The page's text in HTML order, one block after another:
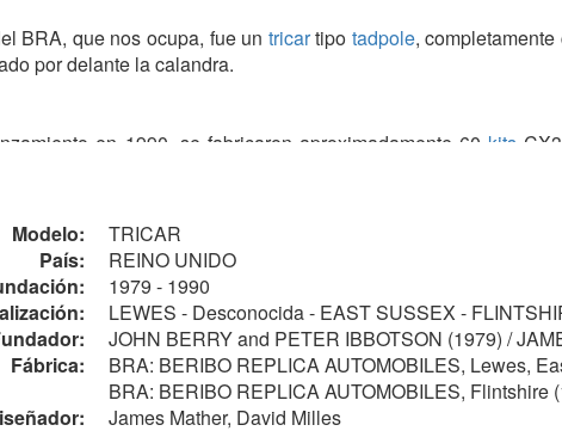
BRA, que nos ocupa, fue un tricartipo tadpole,
por delante la calandra.
en 1990, se fabricaron aproximadamente 60 kits
retirados Berry e Ibbotson, James Mather y David Wiles se
bajo una nueva ola de promoción en Flintshire, país de Gales.
experimentado y propietario anterior de muchos
notable fue la adición de cuatro pulgadas de largo en el área
la adición de secciones adecuadas de acero. Después de
plantillas se modificaron en consecuencia y todos los
Modelo:
TRICAR
País:
REINO UNIDO
1979 - 1990
LEWES - Desconocida - EAST SUSSEX -
JOHN BERRY and PETER IBBOTSON (1979) /
Fábrica:
BRA: BERIBO REPLICA AUTOMOBILES, Lewes,
BRA: BERIBO REPLICA AUTOMOBILES, Flintshire
James Mather, David Milles